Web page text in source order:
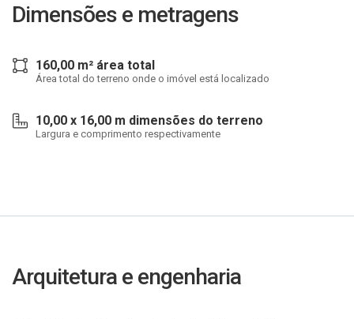
Dimensões e metragens
160,00 m² área total
Área total do terreno onde o imóvel está localizado
10,00 x 16,00 m dimensões do terreno
Largura e comprimento respectivamente
Arquitetura e engenharia